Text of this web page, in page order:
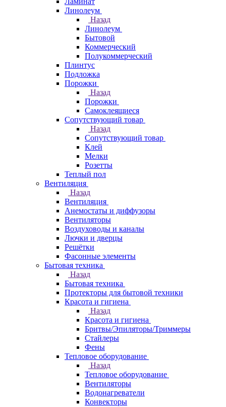
Линолеум
Назад
Линолеум
Бытовой
Коммерческий
Полукоммерческий
Плинтус
Подложка
Порожки
Назад
Порожки
Самоклеящиеся
Сопутствующий товар
Назад
Сопутствующий товар
Клей
Мелки
Розетты
Теплый пол
Вентиляция
Назад
Вентиляция
Анемостаты и диффузоры
Вентиляторы
Воздуховоды и каналы
Лючки и дверцы
Решётки
Фасонные элементы
Бытовая техника
Назад
Бытовая техника
Протекторы для бытовой техники
Красота и гигиена
Назад
Красота и гигиена
Бритвы/Эпиляторы/Триммеры
Стайлеры
Фены
Тепловое оборудование
Назад
Тепловое оборудование
Вентиляторы
Водонагреватели
Конвекторы